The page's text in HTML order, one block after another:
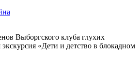
на
Выборгского клуба глухих
экскурсия «Дети и детство в блокадном